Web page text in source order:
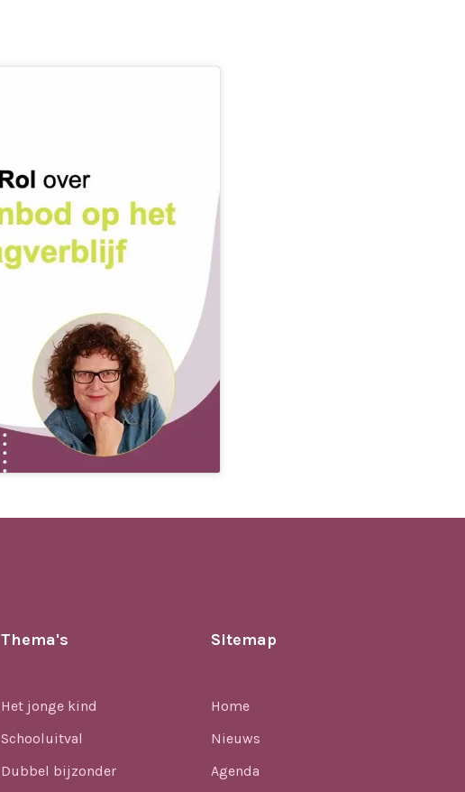
Thema's
Het jonge kind
Schooluitval
Dubbel bijzonder
Sitemap
Home
Nieuws
Agenda